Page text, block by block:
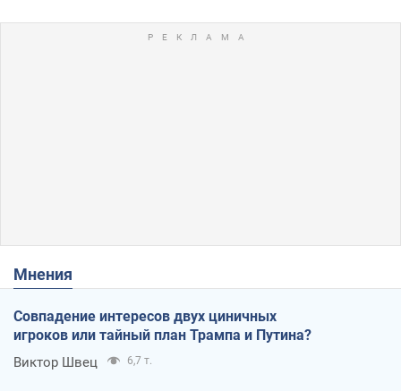
Мнения
Совпадение интересов двух циничных
игроков или тайный план Трампа и Путина?
Виктор Швец 6,7 т.